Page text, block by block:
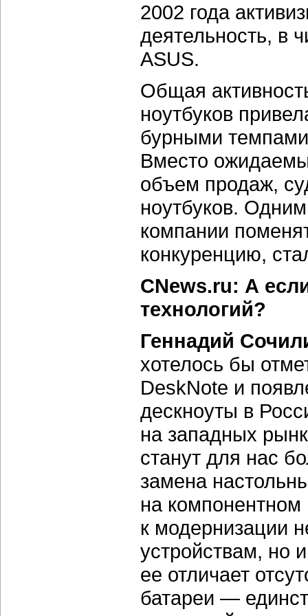
2002 года
деятельность, в
ASUS.
Общая
ноутбуков
бурными
Вместо
объем продаж,
ноутбуков.
компании
конкуренцию,
CNews.ru: А
технологий?
Геннадий
хотелось бы
DeskNote и
дескноуты в
на западных
станут для нас
замена
на компонентном
к модернизации
устройствам, но
ее отличает
батареи —